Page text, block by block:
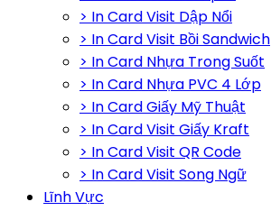
> In Card Visit Dập Nổi
> In Card Visit Bồi Sandwich
> In Card Nhựa Trong Suốt
> In Card Nhựa PVC 4 Lớp
> In Card Giấy Mỹ Thuật
> In Card Visit Giấy Kraft
> In Card Visit QR Code
> In Card Visit Song Ngữ
Lĩnh Vực